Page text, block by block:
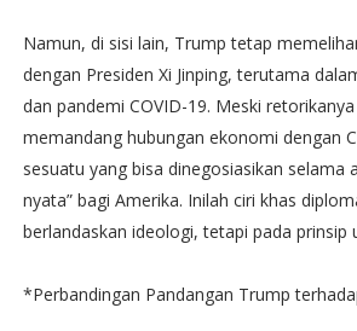
Namun, di sisi lain, Trump tetap
dengan Presiden Xi Jinping, terutama
dan pandemi COVID-19. Meski
memandang hubungan ekonomi dengan
sesuatu yang bisa dinegosiasikan selama
nyata” bagi Amerika. Inilah ciri khas
berlandaskan ideologi, tetapi pada prinsip
*Perbandingan Pandangan Trump